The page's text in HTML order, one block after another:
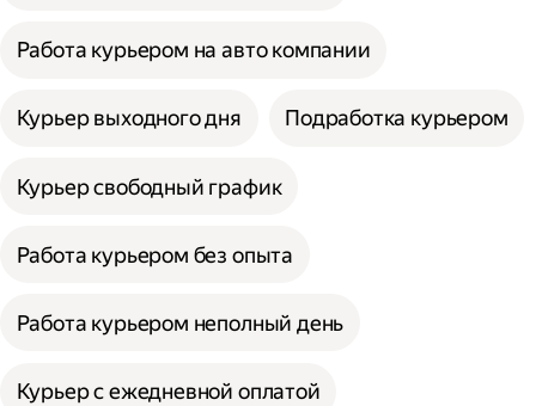
Работа курьером на авто компании
Курьер выходного дня Подработка курьером
Курьер свободный график
Работа курьером без опыта
Работа курьером неполный день
Курьер с ежедневной оплатой